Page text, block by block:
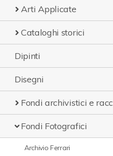
Arti Applicate
Cataloghi storici
Dipinti
Disegni
Fondi Fotografici
Archivio Ferrari